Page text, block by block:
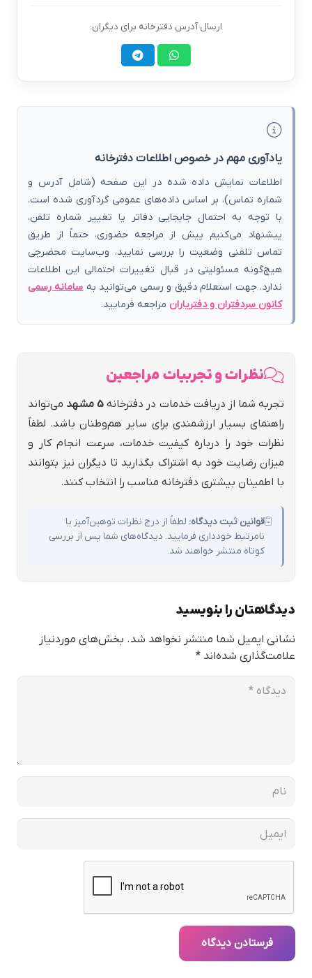
ارسال آدرس دفترخانه برای دیگران:
یادآوری مهم در خصوص اطلاعات دفترخانه
اطلاعات نمایش داده شده در این صفحه (شامل آدرس و
شماره تماس)، بر اساس داده‌های عمومی گردآوری شده است.
با توجه به احتمال جابجایی دفاتر یا تغییر شماره تلفن،
پیشنهاد می‌کنیم پیش از مراجعه حضوری، حتماً از طریق
تماس تلفنی وضعیت را بررسی نمایید. وب‌سایت محضرچی
هیچ‌گونه مسئولیتی در قبال تغییرات احتمالی این اطلاعات
ندارد. جهت استعلام دقیق و رسمی می‌توانید بهسامانه رسمی
کانون سردفتران و دفتریاران مراجعه فرمایید.
نظرات و تجربیات مراجعین
تجربه شما از دریافت خدمات در دفترخانه 5 مشهد
می‌تواند
راهنمای بسیار ارزشمندی برای سایر هم‌وطنان باشد. لطفاً
نظرات خود را درباره کیفیت خدمات، سرعت انجام کار و
میزان رضایت خود به اشتراک بگذارید تا دیگران نیز بتوانند
با اطمینان بیشتری دفترخانه مناسب را انتخاب کنند.
قوانین ثبت دیدگاه: لطفاً از درج نظرات توهین‌آمیز یا
نامرتبط خودداری فرمایید. دیدگاه‌های شما پس از بررسی
کوتاه منتشر خواهند شد.
دیدگاهتان را بنویسید
نشانی ایمیل شما منتشر نخواهد شد. بخش‌های موردنیاز
علامت‌گذاری شده‌اند *
فرستادن دیدگاه